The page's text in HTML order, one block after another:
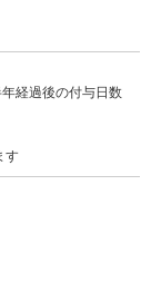
経過後の付与日数
す